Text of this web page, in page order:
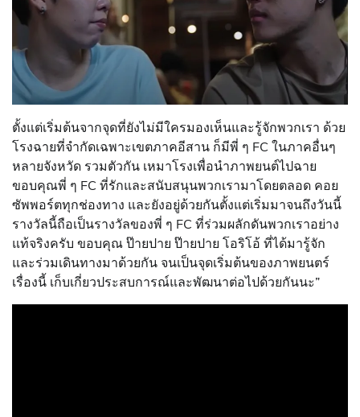
ตั้งแต่เริ่มต้นจากจุดที่ยังไม่มีใครมองเห็นและรู้จักพวกเรา ด้วย
โรงฉายที่จำกัดเฉพาะเขตภาคอีสาน ก็มีพี่ ๆ FC ในภาคอื่นๆ
หลายจังหวัด รวมตัวกัน เหมาโรงเพื่อนำภาพยนต์ไปฉาย
ขอบคุณพี่ ๆ FC ที่รักและสนับสนุนพวกเรามาโดยตลอด คอย
ซัพพอร์ตทุกช่องทาง และยังอยู่ด้วยกันตั้งแต่เริ่มมาจนถึงวันนี้
รางวัลนี้ถือเป็นรางวัลของพี่ ๆ FC ที่ร่วมผลักดันพวกเราอย่าง
แท้จริงครับ ขอบคุณ ป๊ายปาย ป๊ายปาย โอริโอ้ ที่ได้มารู้จัก
และร่วมเดินทางมาด้วยกัน จนเป็นจุดเริ่มต้นของภาพยนตร์
เรื่องนี้ เก็บเกี่ยวประสบการณ์และพัฒนาต่อไปด้วยกันนะ”